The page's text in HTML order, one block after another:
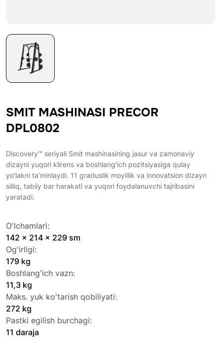
SMIT MASHINASI PRECOR
DPL0802
Discovery™ seriyali Smit mashinasining jasur va zamonaviy
dizayni yuqori klirens va boshlang’ich pozitsiyasiga qulay
yo’lakni ta’minlaydi. 11 graduslik moyillik va innovatsion dizayn
silliq, tabiiy bar harakati va yuqori foydalanuvchi tajribasini
yaratadi.
O'lchamlari:
142 x 214 x 229 sm
Og'irligi:
179 kg
Boshlang'ich vazn:
11,3 kg
Maks. yuk ko'tarish qobiliyati:
272 kg
Pastki egilish burchagi:
11 daraja